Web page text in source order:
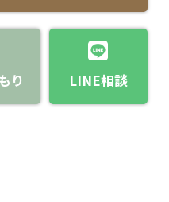
り LINE相談